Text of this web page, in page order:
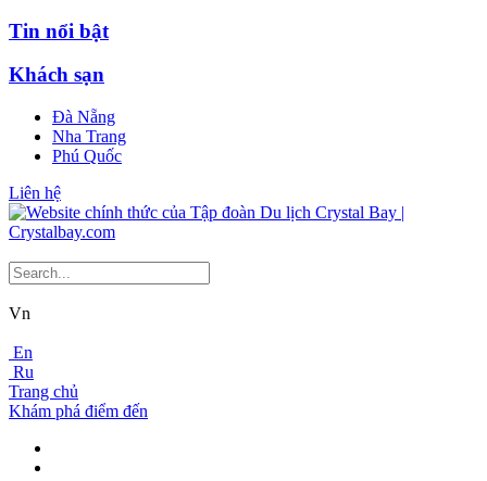
Tin nổi bật
Khách sạn
Đà Nẵng
Nha Trang
Phú Quốc
Liên hệ
Vn
En
Ru
Trang chủ
Khám phá điểm đến